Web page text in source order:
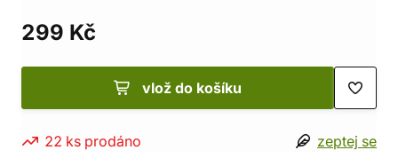
299 Kč
vlož do košíku
22 ks prodáno zeptej se